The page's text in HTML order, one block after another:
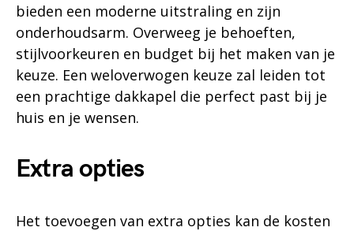
bieden een moderne uitstraling en zijn
onderhoudsarm. Overweeg je behoeften,
stijlvoorkeuren en budget bij het maken van je
keuze. Een weloverwogen keuze zal leiden tot
een prachtige dakkapel die perfect past bij je
huis en je wensen.
Extra opties
Het toevoegen van extra opties kan de kosten